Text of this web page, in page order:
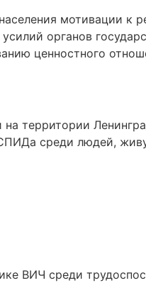
мотивации
органов
ценностного
территории
СПИДа среди людей,
ВИЧ среди